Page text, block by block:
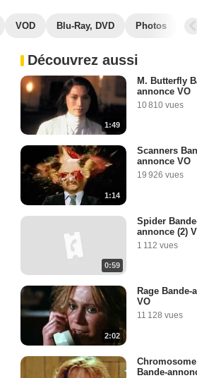
VOD Blu-Ray, DVD Photos
Découvrez aussi
1:49
M. Butterfly
annonce VO
10 810 vues
1:14
Scanners
annonce VO
19 926 vues
0:59
Spider
annonce (2)
1 112 vues
2:02
Rage Bande-
VO
11 128 vues
Bande-